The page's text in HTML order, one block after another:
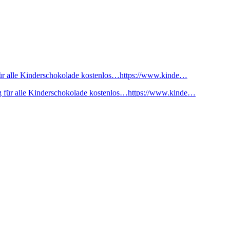
alle Kinderschokolade kostenlos…https://www.kinde…
für alle Kinderschokolade kostenlos…https://www.kinde…